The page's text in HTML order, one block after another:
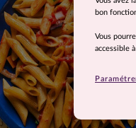
bon
Vous
accessible